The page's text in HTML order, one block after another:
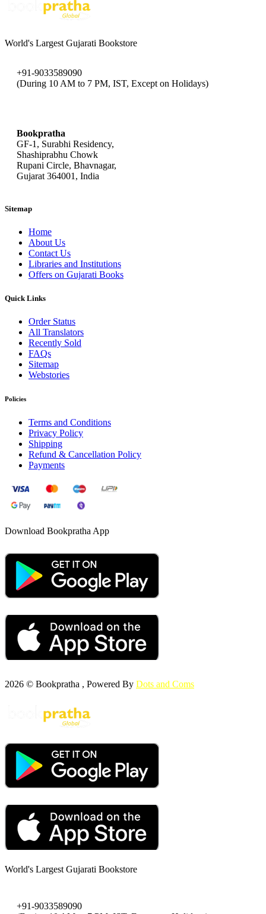
World's Largest Gujarati Bookstore
+91-9033589090
(During 10 AM to 7 PM, IST, Except on Holidays)
Bookpratha
GF-1, Surabhi Residency,
Shashiprabhu Chowk
Rupani Circle, Bhavnagar,
Gujarat 364001, India
Sitemap
Home
About Us
Contact Us
Libraries and Institutions
Offers on Gujarati Books
Quick Links
Order Status
All Translators
Recently Sold
FAQs
Sitemap
Webstories
Policies
Terms and Conditions
Privacy Policy
Shipping
Refund & Cancellation Policy
Payments
Download Bookpratha App
2026 © Bookpratha , Powered By Dots and Coms
World's Largest Gujarati Bookstore
+91-9033589090